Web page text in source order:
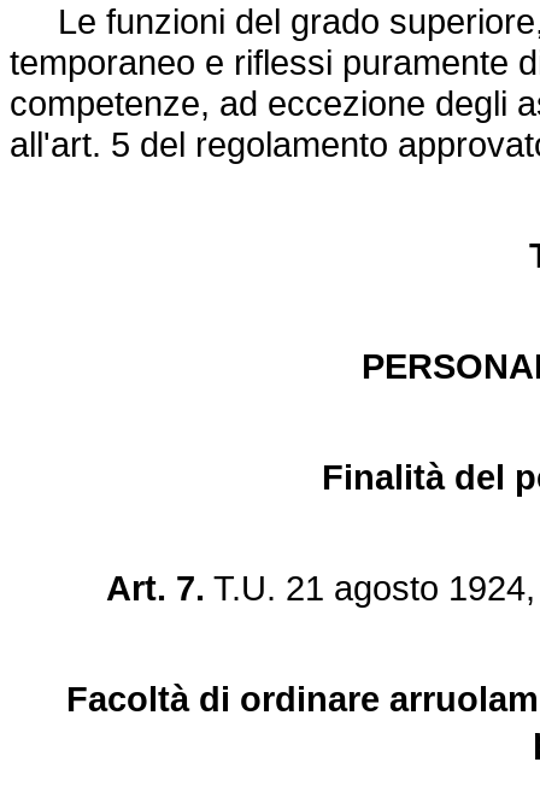
Le funzioni del grado
temporaneo e riflessi puramente
competenze, ad eccezione degli
all'art. 5 del regolamento
Finalità del
Art. 7. T.U. 21 agosto
Facoltà di ordinare